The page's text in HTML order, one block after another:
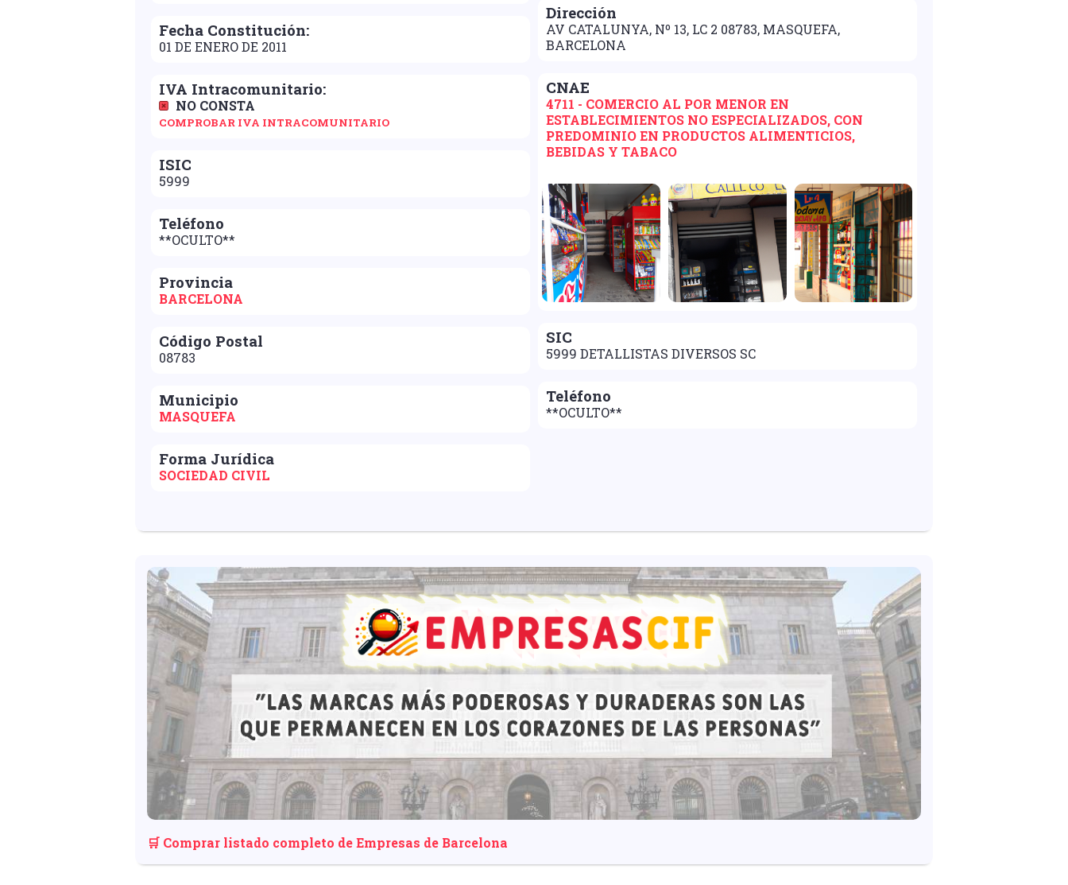
Fecha Constitución:
01 DE ENERO DE 2011
IVA Intracomunitario:
NO CONSTA
COMPROBAR IVA INTRACOMUNITARIO
ISIC
5999
Teléfono
**OCULTO**
Provincia
BARCELONA
Código Postal
08783
Municipio
MASQUEFA
Forma Jurídica
SOCIEDAD CIVIL
Dirección
AV CATALUNYA, Nº 13, LC 2 08783, MASQUEFA,
BARCELONA
CNAE
4711 - COMERCIO AL POR MENOR EN
ESTABLECIMIENTOS NO ESPECIALIZADOS, CON
PREDOMINIO EN PRODUCTOS ALIMENTICIOS,
BEBIDAS Y TABACO
SIC
5999 DETALLISTAS DIVERSOS SC
Teléfono
**OCULTO**
🛒 Comprar listado completo de Empresas de Barcelona